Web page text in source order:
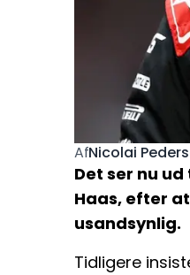
AfNicolai
Det ser nu ud
Haas, efter
usandsynlig.
Tidligere